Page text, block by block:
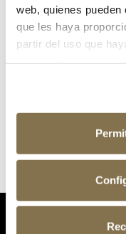
web, quienes
que les haya
partir del uso que